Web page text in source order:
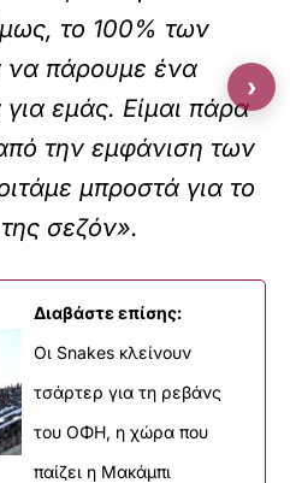
το 100% των
να πάρουμε ένα
εμάς. Είμαι πάρα
την εμφάνιση των
μπροστά για το
της σεζόν».
Διαβάστε επίσης:
Οι Snakes κλείνουν
τσάρτερ για τη ρεβάνς
του ΟΦΗ, η χώρα που
παίζει η Μακάμπι
›